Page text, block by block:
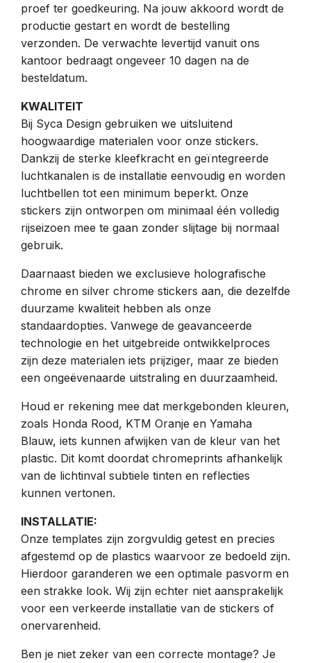
proef ter goedkeuring. Na jouw akkoord wordt de
productie gestart en wordt de bestelling
verzonden. De verwachte levertijd vanuit ons
kantoor bedraagt ongeveer 10 dagen na de
besteldatum.
KWALITEIT
Bij Syca Design gebruiken we uitsluitend
hoogwaardige materialen voor onze stickers.
Dankzij de sterke kleefkracht en geïntegreerde
luchtkanalen is de installatie eenvoudig en worden
luchtbellen tot een minimum beperkt. Onze
stickers zijn ontworpen om minimaal één volledig
rijseizoen mee te gaan zonder slijtage bij normaal
gebruik.
Daarnaast bieden we exclusieve holografische
chrome en silver chrome stickers aan, die dezelfde
duurzame kwaliteit hebben als onze
standaardopties. Vanwege de geavanceerde
technologie en het uitgebreide ontwikkelproces
zijn deze materialen iets prijziger, maar ze bieden
een ongeëvenaarde uitstraling en duurzaamheid.
Houd er rekening mee dat merkgebonden kleuren,
zoals Honda Rood, KTM Oranje en Yamaha
Blauw, iets kunnen afwijken van de kleur van het
plastic. Dit komt doordat chromeprints afhankelijk
van de lichtinval subtiele tinten en reflecties
kunnen vertonen.
INSTALLATIE:
Onze templates zijn zorgvuldig getest en precies
afgestemd op de plastics waarvoor ze bedoeld zijn.
Hierdoor garanderen we een optimale pasvorm en
een strakke look. Wij zijn echter niet aansprakelijk
voor een verkeerde installatie van de stickers of
onervarenheid.
Ben je niet zeker van een correcte montage? Je